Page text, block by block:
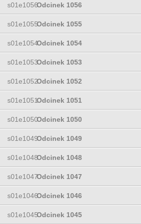
s01e1056Odcinek 1056
s01e1055Odcinek 1055
s01e1054Odcinek 1054
s01e1053Odcinek 1053
s01e1052Odcinek 1052
s01e1051Odcinek 1051
s01e1050Odcinek 1050
s01e1049Odcinek 1049
s01e1048Odcinek 1048
s01e1047Odcinek 1047
s01e1046Odcinek 1046
s01e1045Odcinek 1045